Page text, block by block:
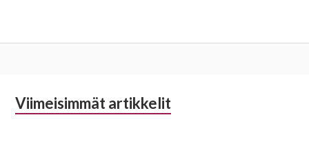
Alapalkin
Viimeisimmät artikkelit